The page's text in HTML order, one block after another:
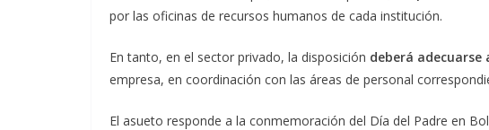
por las oficinas de recursos humanos de cada institución.
En tanto, en el sector privado, la disposición deberá adecuarse
empresa, en coordinación con las áreas de personal
El asueto responde a la conmemoración del Día del Padre en